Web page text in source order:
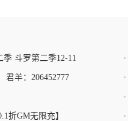
斗罗第二季12-11 •
君羊：206452777 •
•
折GM无限充】 •